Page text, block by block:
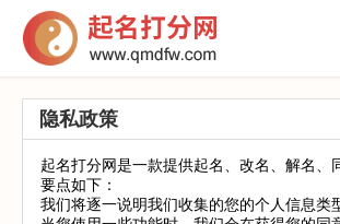
隐私政策
起名打分网是一款提供起名、改名、解名
要点如下：
我们将逐一说明我们收集的您的个人信息类